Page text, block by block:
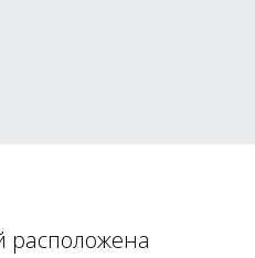
расположена